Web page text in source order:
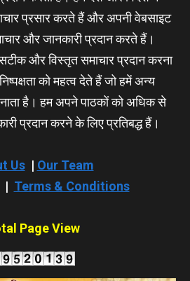
प्रसार करते हैं और अपनी वेबसाइट
और जानकारी प्रदान करते हैं।
और विस्तृत समाचार प्रदान करना
को महत्व देते हैं जो हमें अन्य
है। हम अपने पाठकों को अधिक से
प्रदान करने के लिए प्रतिबद्ध हैं।
Us| Our Team
| Terms & Conditions
Page View